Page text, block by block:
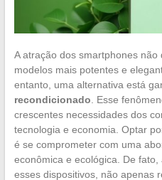
A atração dos smartphones não
modelos mais potentes e
entanto, uma alternativa está
recondicionado . Esse
crescentes necessidades dos
tecnologia e economia. Optar
é se comprometer com uma
econômica e ecológica. De
esses dispositivos, não apenas